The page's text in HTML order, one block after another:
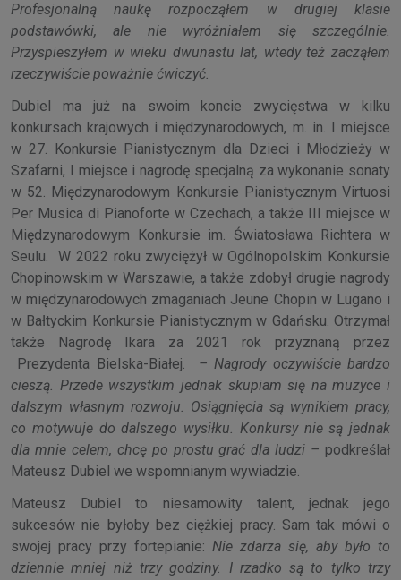
Profesjonalną naukę rozpocząłem w drugiej klasie
podstawówki, ale nie wyróżniałem się szczególnie.
Przyspieszyłem w wieku dwunastu lat, wtedy też zacząłem
rzeczywiście poważnie ćwiczyć.
Dubiel ma już na swoim koncie zwycięstwa w kilku
konkursach krajowych i międzynarodowych, m. in. I miejsce
w 27. Konkursie Pianistycznym dla Dzieci i Młodzieży w
Szafarni, I miejsce i nagrodę specjalną za wykonanie sonaty
w 52. Międzynarodowym Konkursie Pianistycznym Virtuosi
Per Musica di Pianoforte w Czechach, a także III miejsce w
Międzynarodowym Konkursie im. Światosława Richtera w
Seulu. W 2022 roku zwyciężył w Ogólnopolskim Konkursie
Chopinowskim w Warszawie, a także zdobył drugie nagrody
w międzynarodowych zmaganiach Jeune Chopin w Lugano i
w Bałtyckim Konkursie Pianistycznym w Gdańsku. Otrzymał
także Nagrodę Ikara za 2021 rok przyznaną przez
Prezydenta Bielska-Białej.
– Nagrody oczywiście bardzo
cieszą. Przede wszystkim jednak skupiam się na muzyce i
dalszym własnym rozwoju. Osiągnięcia są wynikiem pracy,
co motywuje do dalszego wysiłku. Konkursy nie są jednak
dla mnie celem, chcę po prostu grać dla ludzi – podkreślał
Mateusz Dubiel we wspomnianym wywiadzie.
Mateusz Dubiel to niesamowity talent, jednak jego
sukcesów nie byłoby bez ciężkiej pracy. Sam tak mówi o
swojej pracy przy fortepianie: Nie zdarza się, aby było to
dziennie mniej niż trzy godziny. I rzadko są to tylko trzy